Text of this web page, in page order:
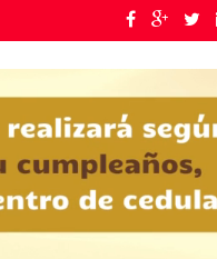
y fortalecimiento de